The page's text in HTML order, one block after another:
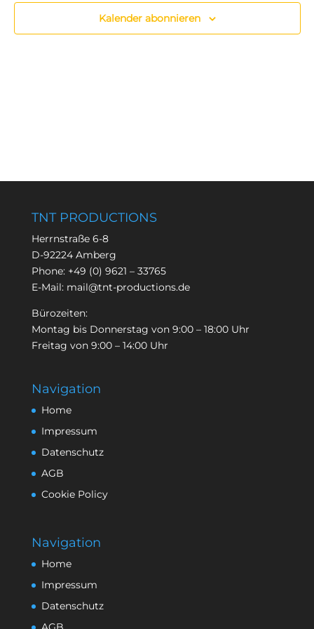
Kalender abonnieren
TNT PRODUCTIONS
Herrnstraße 6-8
D-92224 Amberg
Phone: +49 (0) 9621 – 33765
E-Mail: mail@tnt-productions.de
Bürozeiten:
Montag bis Donnerstag von 9:00 – 18:00 Uhr
Freitag von 9:00 – 14:00 Uhr
Navigation
Home
Impressum
Datenschutz
AGB
Cookie Policy
Navigation
Home
Impressum
Datenschutz